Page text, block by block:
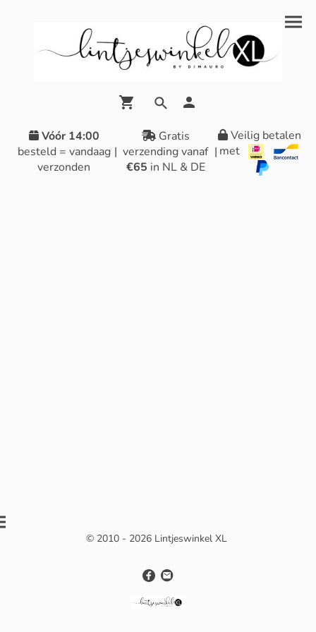
Vóór 14:00
besteld = vandaag
verzonden
|
Gratis
verzending vanaf
€65 in NL & DE
|
Veilig betalen
met
© 2010 - 2026 Lintjeswinkel XL